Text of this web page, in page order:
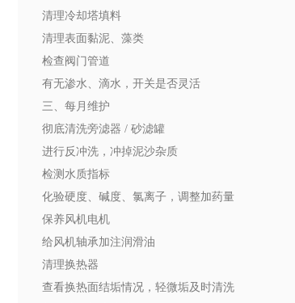
清理冷却塔填料
清理表面黏泥、藻类
检查阀门管道
有无渗水、滴水，开关是否灵活
三、每月维护
彻底清洗旁滤器 / 砂滤罐
进行反冲洗，冲掉泥沙杂质
检测水质指标
化验硬度、碱度、氯离子，调整加药量
保养风机电机
给风机轴承加注润滑油
清理换热器
查看换热面结垢情况，轻微垢及时清洗